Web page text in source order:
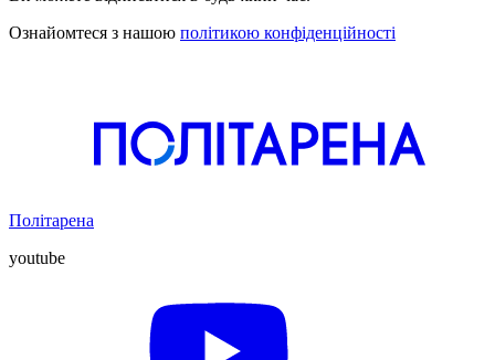
Ознайомтеся з нашою політикою конфіденційності
Політарена
youtube